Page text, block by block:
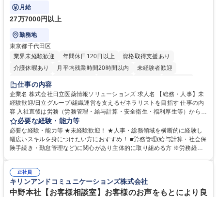
ます。
月給
27万7000円以上
勤務地
東京都千代田区
業界未経験歓迎
年間休日120日以上
資格取得支援あり
介護休暇あり
月平均残業時間20時間以内
未経験者歓迎
住宅手当あり
育休あり
完全週休2日制 交通費支給 土日祝休み 寮・社宅あり
仕事の内容
企業名 株式会社日立医薬情報ソリューションズ 求人名 【総務・人事】未
経験歓迎/日立グループ/組織運営を支えるゼネラリストを目指す 仕事の内
容 入社直後は労務（労務管理・給与計算・安全衛生・福利厚生等）からお
任せいたします。将来は総務・採用・教育業務へ守備範囲を広げ、組織運
営を支えるゼネラリストをめざせます。 ・初期業務：労働時間管理、給与
計算、社会保険対応、福利厚生管理、安全衛生、健康経営推進等をお任せ
します。ご経験に応じて、休職者管理など、幅広く経験を積んでいただき
幅広く経験を積みたい意欲がある方に最適な環境です。 募集職種 【総
務・人事】未経験歓迎/日立グループ/組織運営を支えるゼネラリストを目
指す
必要な経験・能力等
必要な経験・能力等 ★未経験歓迎！ ★人事・総務領域を横断的に経験し
幅広いスキルを身につけたい方におすすめ！ ■労務管理(給与計算・社会保
険手続き・勤怠管理など)に関心があり主体的に取り組める方 ※労務経験
のご経験 ■労務管理（給与計算・社会保険手続き・勤怠管理など）の経験
■衛生管理者の資格をお持ちの方 学歴・資格 学歴：大学院 大学 高専 短大
専修学校 高校 語学力： 資格：
正社員
キリンアンドコミュニケーションズ株式会社
中野本社【お客様相談室】お客様のお声をもとにより良